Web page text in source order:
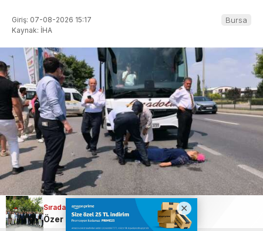
Giriş: 07-08-2026 15:17
Kaynak: İHA
Bursa
+ -
Sıradaki Haber
Özer Matlı; Kadınlar BTSO meclisi ve yönetiminde çok daha aktif rol almalı